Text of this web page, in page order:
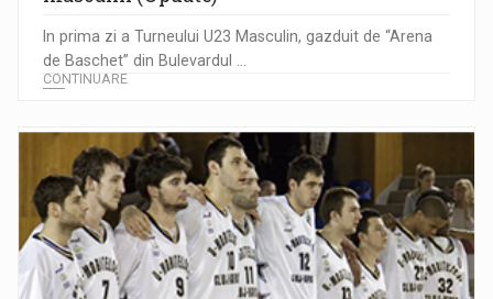
In prima zi a Turneului U23 Masculin, gazduit de “Arena
de Baschet” din Bulevardul ...
CONTINUARE